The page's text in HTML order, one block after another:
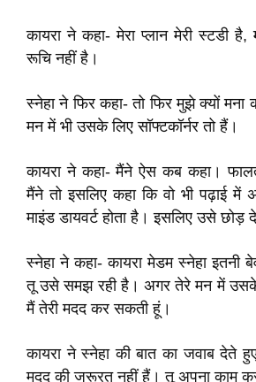
कायरा ने कहा- मेरा प्लान मेरी स्टडी
रूचि नहीं है।
स्नेहा ने फिर कहा- तो फिर मुझे क्यों
मन में भी उसके लिए सॉफ्टकॉर्नर तो हैं।
कायरा ने कहा- मैंने ऐस कब कहा।
मैंने तो इसलिए कहा कि वो भी पढ़ाई में
माइंड डायवर्ट होता है। इसलिए उसे छोड़
स्नेहा ने कहा- कायरा मेडम स्नेहा इतनी
तू उसे समझ रही है। अगर तेरे मन में
मैं तेरी मदद कर सकती हूं।
कायरा ने स्नेहा की बात का जवाब देते
मदद की जरूरत नहीं हैं। तू अपना काम